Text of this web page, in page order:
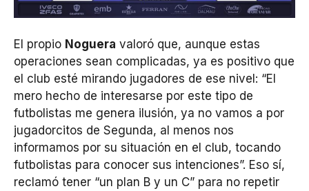
El propio Noguera valoró que, aunque estas
operaciones sean complicadas, ya es positivo que
el club esté mirando jugadores de ese nivel: “El
mero hecho de interesarse por este tipo de
futbolistas me genera ilusión, ya no vamos a por
jugadorcitos de Segunda, al menos nos
informamos por su situación en el club, tocando
futbolistas para conocer sus intenciones”. Eso sí,
reclamó tener “un plan B y un C” para no repetir